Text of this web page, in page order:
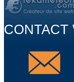
CONTACT